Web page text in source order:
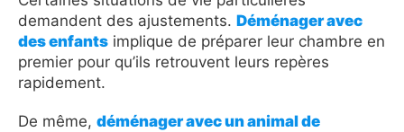
demandent des ajustements. Déménager avec
des enfants implique de préparer leur chambre en
premier pour qu’ils retrouvent leurs repères
rapidement.
De même, déménager avec un animal de